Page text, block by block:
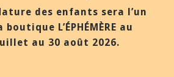
des enfants sera l’un
L’ÉPHÉMÈRE au
au 30 août 2026.